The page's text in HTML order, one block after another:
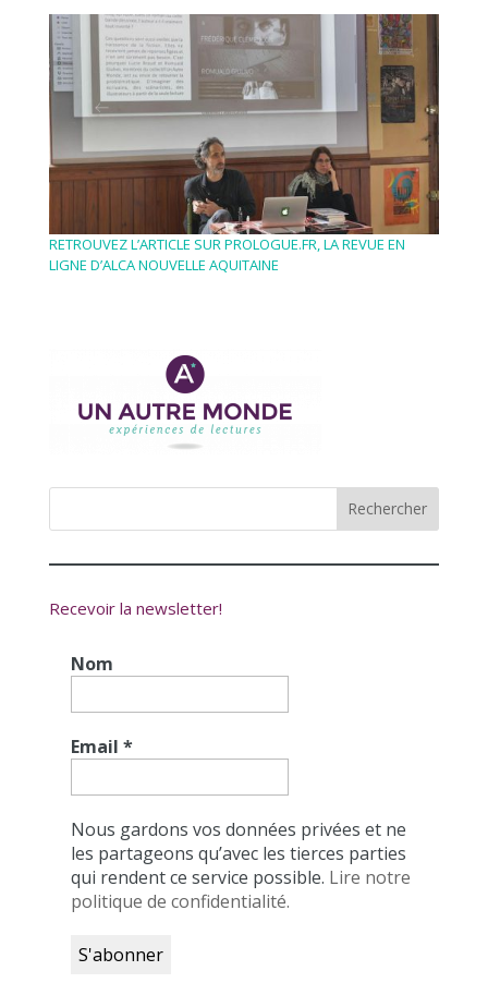
RETROUVEZ L’ARTICLE SUR PROLOGUE.FR, LA REVUE EN
LIGNE D’ALCA NOUVELLE AQUITAINE
Recevoir la newsletter!
Nom
Email *
Nous gardons vos données privées et ne
les partageons qu’avec les tierces parties
qui rendent ce service possible. Lire notre
politique de confidentialité.